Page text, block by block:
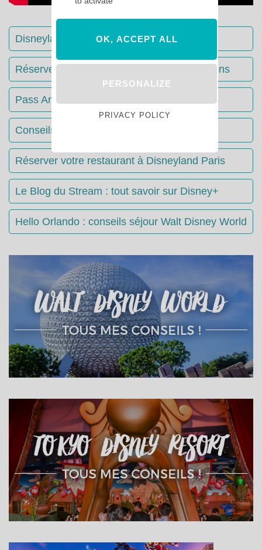
Disneyland Paris : Le guide complet
Réserver votre séjour : toutes les informations
Pass Annuels Disney : informations
Conseils & Astuces Disneyland Paris
Réserver votre restaurant à Disneyland Paris
Le Blog du Stream : tout savoir sur Disney+
Hello Orlando : conseils séjour Walt Disney World
OK, ACCEPT ALL
PERSONALIZE
PRIVACY POLICY